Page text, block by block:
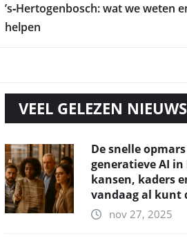
’s‑Hertogenbosch: wat we weten
helpen
VEEL GELEZEN NIEUWS
De snelle
generatieve AI in
kansen, kaders
vandaag al kunt
nov 27, 2025